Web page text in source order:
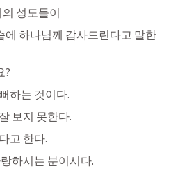
성도들이
하나님께 감사드린다고 말한
?
하는 것이다.
보지 못한다.
고 한다.
하시는 분이시다.